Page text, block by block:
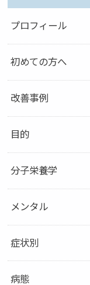
プロフィール
初めての方へ
改善事例
目的
分子栄養学
メンタル
症状別
病態